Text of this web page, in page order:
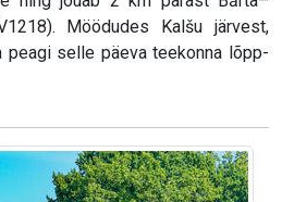
Möödudes Kalšu järvest,
peagi selle päeva teekonna lõpp-